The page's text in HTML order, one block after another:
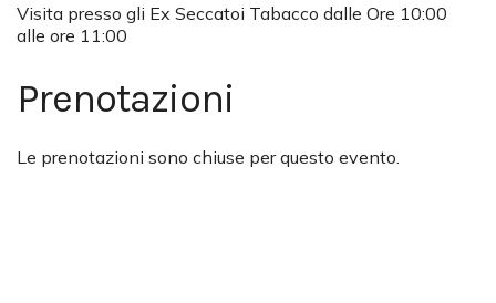
Visita presso gli Ex Seccatoi Tabacco dalle Ore 10:00
alle ore 11:00
Prenotazioni
Le prenotazioni sono chiuse per questo evento.